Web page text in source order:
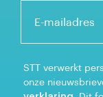
E-mailadres
STT verwerkt
onze